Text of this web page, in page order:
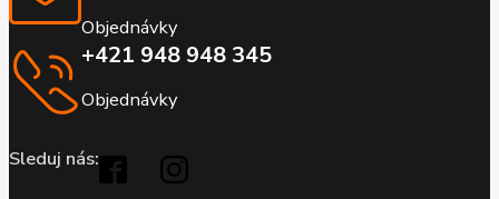
Objednávky
+421 948 948 345
Objednávky
Sleduj nás: